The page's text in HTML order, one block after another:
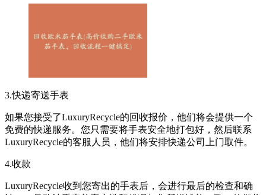
3.快递寄送手表
如果您接受了LuxuryRecycle的回收报价，他们将会提供一个
免费的快递服务。您只需要将手表安全地打包好，然后联系
LuxuryRecycle的客服人员，他们将安排快递公司上门取件。
4.收款
LuxuryRecycle收到您寄出的手表后，会进行最后的检查和确